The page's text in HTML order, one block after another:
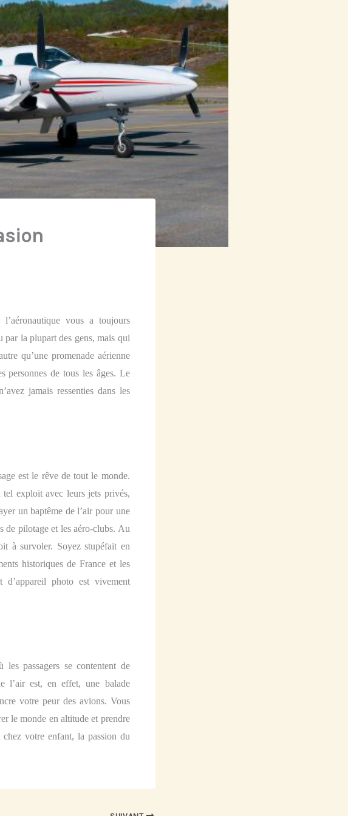
vous a toujours
la plupart des gens, mais qui
qu’une promenade aérienne
personnes de tous les âges. Le
jamais ressenties dans les
est le rêve de tout le monde.
tel exploit avec leurs jets privés,
un baptême de l’air pour une
de pilotage et les aéro-clubs. Au
t à survoler. Soyez stupéfait en
historiques de France et les
d’appareil photo est vivement
passagers se contentent de
l’air est,en effet, une balade
votre peur des avions. Vous
le monde en altitude et prendre
votre enfant, la passion du